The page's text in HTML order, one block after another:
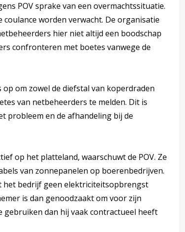
POV sprake van een overmachtssituatie.
worden verwacht. De organisatie
hier niet altijd een boodschap
confronteren met boetes vanwege de
om zowel de diefstal van koperdraden
van netbeheerders te melden. Dit is
probleem en de afhandeling bij de
op het platteland, waarschuwt de POV. Ze
van zonnepanelen op boerenbedrijven.
het bedrijf geen elektriciteitsopbrengst
is dan genoodzaakt om voor zijn
dan hij vaak contractueel heeft